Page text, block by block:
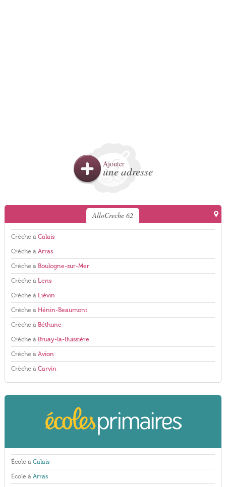
Ajouter
une adresse
AlloCreche 62
Crèche à Calais
Crèche à Arras
Crèche à Boulogne-sur-Mer
Crèche à Lens
Crèche à Liévin
Crèche à Hénin-Beaumont
Crèche à Béthune
Crèche à Bruay-la-Buissière
Crèche à Avion
Crèche à Carvin
École à Calais
École à Arras